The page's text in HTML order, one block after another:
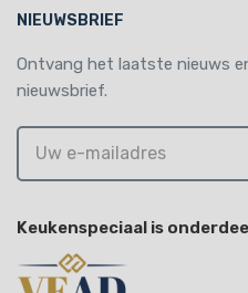
NIEUWSBRIEF
Ontvang het laatste nieuws
nieuwsbrief.
Keukenspeciaal is